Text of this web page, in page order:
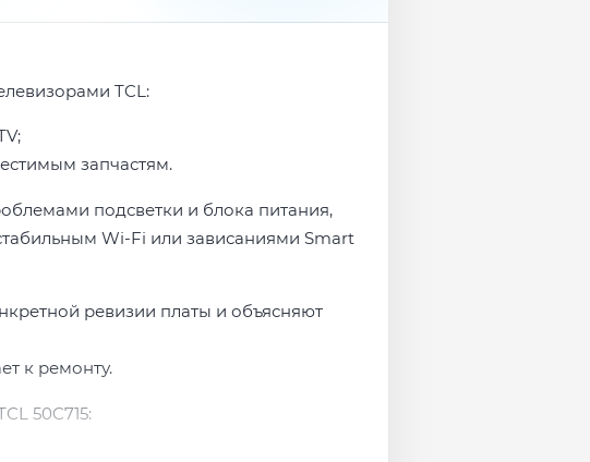
TCL:
запчастям.
подсветки и блока питания,
Wi-Fi или зависаниями Smart
ревизии платы и объясняют
к ремонту.
50C715: